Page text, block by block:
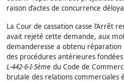
raison d’actes de concurrence
La Cour de cassation casse l’Arrêt
avait rejeté cette demande, aux
demanderesse a obtenu réparation
des procédures antérieures
L-442-6-I-5ème du Code de
brutale des relations commerciales